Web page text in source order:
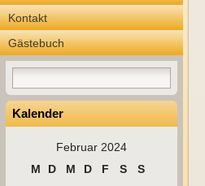
Kontakt
Gästebuch
Kalender
Februar 2024
M
D M D F S
S